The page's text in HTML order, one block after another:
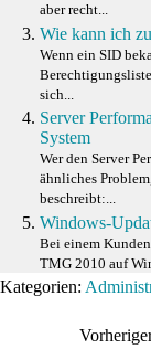
aber recht...
Wie kann ich
Wenn ein SID
sich...
Server
System
Wer den Server
ähnliches
beschreibt:...
Windows-
Bei einem
TMG 2010 auf
Kategorien: